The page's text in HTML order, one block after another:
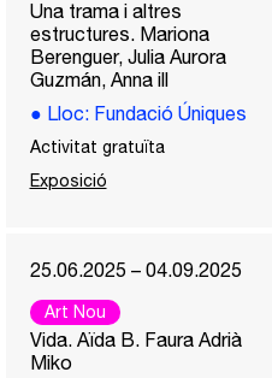
Una trama i altres
estructures. Mariona
Berenguer, Julia Aurora
Guzmán, Anna ill
● Lloc: Fundació Úniques
Activitat gratuïta
Exposició
25.06.2025 – 04.09.2025
Art Nou
Vida. Aïda B. Faura Adrià
Miko